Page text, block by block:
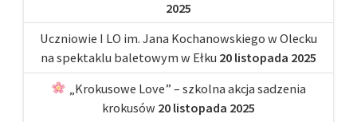
2025
Uczniowie I LO im. Jana Kochanowskiego w Olecku
na spektaklu baletowym w Ełku 20 listopada 2025
„Krokusowe Love” – szkolna akcja sadzenia
krokusów 20 listopada 2025